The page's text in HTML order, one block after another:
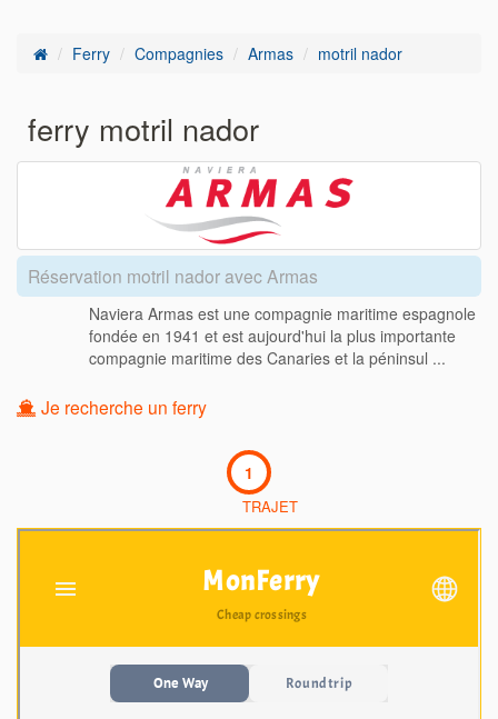
Ferry Compagnies Armas motril nador
ferry motril nador
Réservation motril nador avec Armas
Naviera Armas est une compagnie maritime espagnole
fondée en 1941 et est aujourd'hui la plus importante
compagnie maritime des Canaries et la péninsul ...
Je recherche un ferry
1